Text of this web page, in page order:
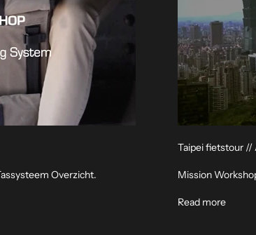
Overzicht.
Taipei fietstour //
Mission
Read moreAbout